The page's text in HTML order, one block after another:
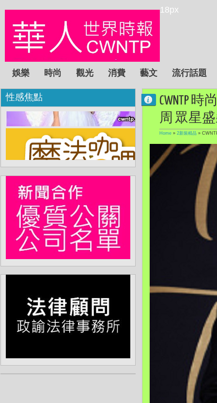
18px
娛樂 時尚 觀光 消費 藝文 流行話題
CWNTP 時
周 眾星
Home » 2新裝精品 »
性感焦點